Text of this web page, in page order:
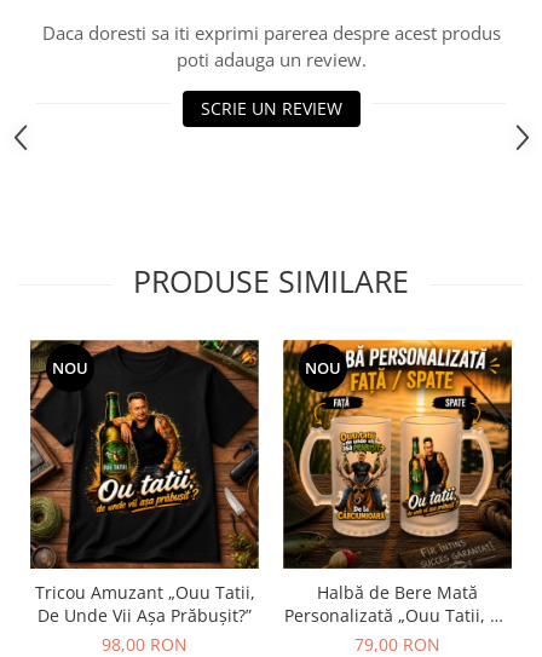
Daca doresti sa iti exprimi parerea despre acest produs
poti adauga un review.
SCRIE UN REVIEW
PRODUSE SIMILARE
NOU
Tricou Amuzant „Ouu Tatii,
De Unde Vii Așa Prăbușit?”
98,00 RON
NOU
Halbă de Bere Mată
Personalizată „Ouu Tatii, De
Unde Vii Așa Prăbușit?”
79,00 RON